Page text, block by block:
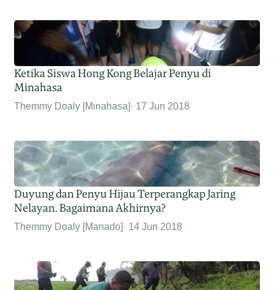
Ketika Siswa Hong Kong Belajar Penyu di
Minahasa
Themmy Doaly [Minahasa] 17 Jun 2018
Duyung dan Penyu Hijau Terperangkap Jaring
Nelayan. Bagaimana Akhirnya?
Themmy Doaly [Manado] 14 Jun 2018